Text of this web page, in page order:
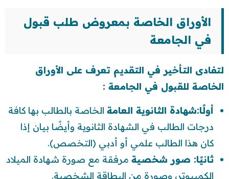
الأوراق الخاصة بمعروض طلب قبول
في الجامعة
لتفادى التأخير في التقديم تعرف على الأوراق
الخاصة للقبول في الجامعة :
أولًا:شهادة الثانوية العامة الخاصة بالطالب بها كافة
درجات الطالب في الشهادة الثانوية وأيضًا بيان إذا
كان هذا الطالب علمي أو أدبي (التخصص).
ثانيًا: صور شخصية مرفقة مع صورة شهادة الميلاد
الكمبيوتر، وصورة من البطاقة الشخصية.